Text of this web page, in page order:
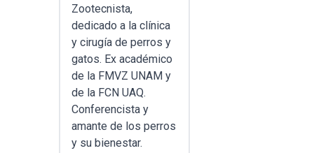
Zootecnista,
dedicado a la clínica
y cirugía de perros y
gatos. Ex académico
de la FMVZ UNAM y
de la FCN UAQ.
Conferencista y
amante de los perros
y su bienestar.